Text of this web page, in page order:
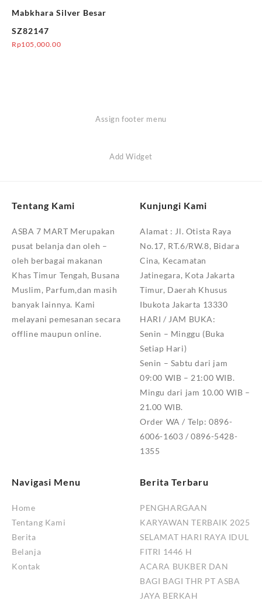
Mabkhara Silver Besar
SZ82147
Rp105,000.00
Assign footer menu
Add Widget
Tentang Kami
ASBA 7 MART Merupakan
pusat belanja dan oleh –
oleh berbagai makanan
Khas Timur Tengah, Busana
Muslim, Parfum,dan masih
banyak lainnya. Kami
melayani pemesanan secara
offline maupun online.
Kunjungi Kami
Alamat : Jl. Otista Raya
No.17, RT.6/RW.8, Bidara
Cina, Kecamatan
Jatinegara, Kota Jakarta
Timur, Daerah Khusus
Ibukota Jakarta 13330
HARI / JAM BUKA:
Senin – Minggu (Buka
Setiap Hari)
Senin – Sabtu dari jam
09:00 WIB – 21:00 WIB.
Mingu dari jam 10.00 WIB –
21.00 WIB.
Order WA / Telp: 0896-
6006-1603 / 0896-5428-
1355
Navigasi Menu
Home
Tentang Kami
Berita
Belanja
Kontak
Berita Terbaru
PENGHARGAAN
KARYAWAN TERBAIK 2025
SELAMAT HARI RAYA IDUL
FITRI 1446 H
ACARA BUKBER DAN
BAGI BAGI THR PT ASBA
JAYA BERKAH